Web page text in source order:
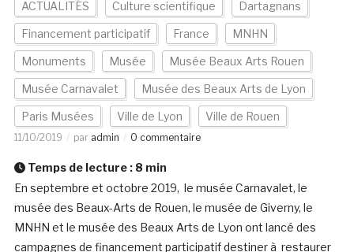
ACTUALITÉS Culture scientifique Dartagnans
Financement participatif France MNHN
Monuments Musée Musée Beaux Arts Rouen
Musée Carnavalet Musée des Beaux Arts de Lyon
Paris Musées Ville de Lyon Ville de Rouen
11/10/2019 par admin 0 commentaire
Temps de lecture : 8 min
En septembre et octobre 2019, le musée Carnavalet, le
musée des Beaux-Arts de Rouen, le musée de Giverny, le
MNHN et le musée des Beaux Arts de Lyon ont lancé des
campagnes de financement participatif destiner à restaurer